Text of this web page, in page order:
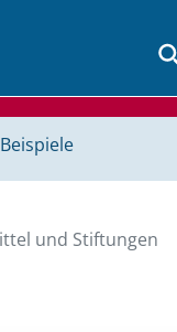
und Stiftungen